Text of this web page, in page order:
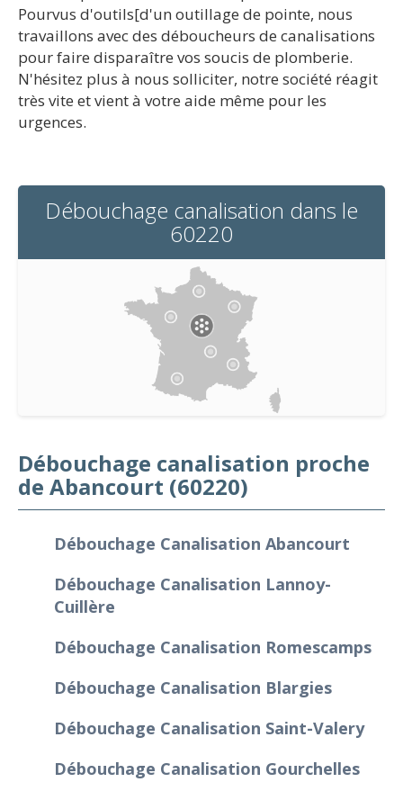
Pourvus d'outils[d'un outillage de pointe, nous
travaillons avec des déboucheurs de canalisations
pour faire disparaître vos soucis de plomberie.
N'hésitez plus à nous solliciter, notre société réagit
très vite et vient à votre aide même pour les
urgences.
Débouchage canalisation dans le
60220
Débouchage canalisation proche
de Abancourt (60220)
Débouchage Canalisation Abancourt
Débouchage Canalisation Lannoy-
Cuillère
Débouchage Canalisation Romescamps
Débouchage Canalisation Blargies
Débouchage Canalisation Saint-Valery
Débouchage Canalisation Gourchelles